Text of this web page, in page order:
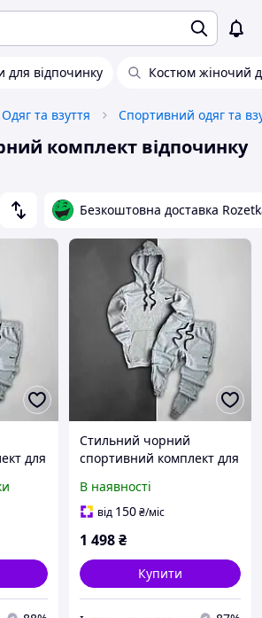
для відпочинку Костюм жіночий
Одяг та взуття Спортивний одяг та
комплект відпочинку
Безкоштовна доставка
для
Стильний чорний
спортивний комплект для
Nike з високоякісного
матеріалу
В наявності
від 150₴/міс
1 498₴
Купити